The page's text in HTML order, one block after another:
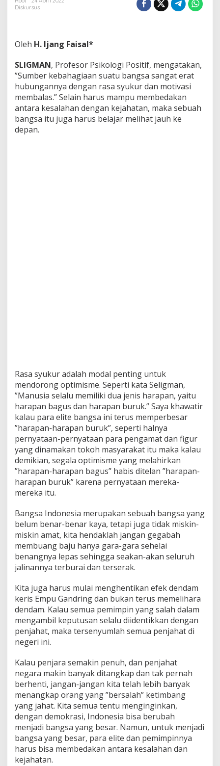
a
g
a
N
e
g
a
r
a
Diskursus
Oleh H. Ijang Faisal*
SLIGMAN, Profesor Psikologi Positif, mengatakan,
”Sumber kebahagiaan suatu bangsa sangat erat
hubungannya dengan rasa syukur dan motivasi
membalas.” Selain harus mampu membedakan
antara kesalahan dengan kejahatan, maka sebuah
bangsa itu juga harus belajar melihat jauh ke
depan.
Rasa syukur adalah modal penting untuk
mendorong optimisme. Seperti kata Seligman,
”Manusia selalu memiliki dua jenis harapan, yaitu
harapan bagus dan harapan buruk.” Saya khawatir
kalau para elite bangsa ini terus memperbesar
”harapan-harapan buruk”, seperti halnya
pernyataan-pernyataan para pengamat dan figur
yang dinamakan tokoh masyarakat itu maka kalau
demikian, segala optimisme yang melahirkan
”harapan-harapan bagus” habis ditelan ”harapan-
harapan buruk” karena pernyataan mereka-
mereka itu.
Bangsa Indonesia merupakan sebuah bangsa yang
belum benar-benar kaya, tetapi juga tidak miskin-
miskin amat, kita hendaklah jangan gegabah
membuang baju hanya gara-gara sehelai
benangnya lepas sehingga seakan-akan seluruh
jalinannya terburai dan terserak.
Kita juga harus mulai menghentikan efek dendam
keris Empu Gandring dan bukan terus memelihara
dendam. Kalau semua pemimpin yang salah dalam
mengambil keputusan selalu diidentikkan dengan
penjahat, maka tersenyumlah semua penjahat di
negeri ini.
Kalau penjara semakin penuh, dan penjahat
negara makin banyak ditangkap dan tak pernah
berhenti, jangan-jangan kita telah lebih banyak
menangkap orang yang ”bersalah” ketimbang
yang jahat. Kita semua tentu menginginkan,
dengan demokrasi, Indonesia bisa berubah
menjadi bangsa yang besar. Namun, untuk menjadi
bangsa yang besar, para elite dan pemimpinnya
harus bisa membedakan antara kesalahan dan
kejahatan.